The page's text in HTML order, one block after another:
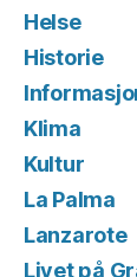
Helse
Historie
Klima
Kultur
La Palma
Lanzarote
Livet på